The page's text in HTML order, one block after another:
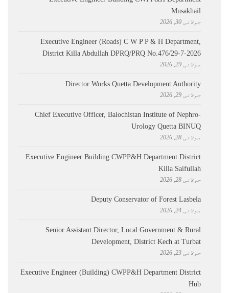
Musakhail
جولائی 30, 2026
Executive Engineer (Roads) C W P P & H Department,
District Killa Abdullah ​DPRQ/PRQ No.476/29-7-2026
جولائی 29, 2026
Director Works Quetta Development Authority
جولائی 29, 2026
Chief Executive Officer, Balochistan Institute of Nephro-
Urology Quetta BINUQ
جولائی 28, 2026
Executive Engineer Building CWPP&H Department District
Killa Saifullah
جولائی 28, 2026
Deputy Conservator of Forest Lasbela
جولائی 24, 2026
Senior Assistant Director, Local Government & Rural
Development, District Kech at Turbat
جولائی 23, 2026
Executive Engineer (Building) CWPP&H Department District
Hub